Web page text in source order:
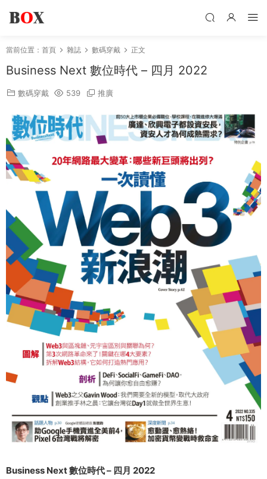
當前位置： 首頁 雜誌 數碼穿戴 正文
Business Next 數位時代 – 四月 2022
數碼穿戴 539 推廣
Business Next 數位時代 – 四月 2022